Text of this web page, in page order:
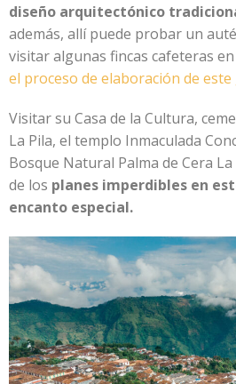
diseño arquitectónico
además, allí puede probar un
visitar algunas fincas cafeteras
el proceso de elaboración de este
Visitar su Casa de la Cultura,
La Pila, el templo Inmaculada
Bosque Natural Palma de Cera
de los planes imperdibles en
encanto especial.